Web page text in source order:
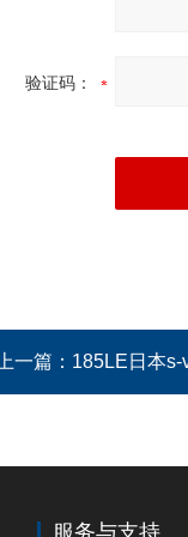
验证码：
上一篇： 185LE日本s-
服务与支持